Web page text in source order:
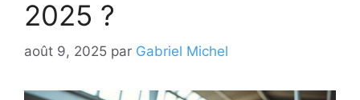
2025 ?
août 9, 2025 par Gabriel Michel